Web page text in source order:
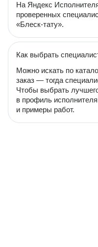
На Яндекс
проверенных
«Блеск-тату».
Как выбрать
Можно искать по
заказ — тогда
Чтобы выбрать
в профиль
и примеры работ.